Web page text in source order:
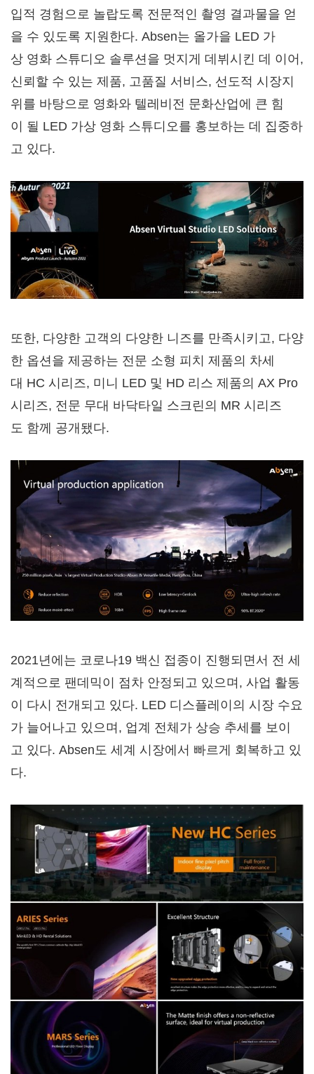
입적 경험으로 놀랍도록 전문적인 촬영 결과물을 얻
을 수 있도록 지원한다. Absen는 올가을 LED 가
상 영화 스튜디오 솔루션을 멋지게 데뷔시킨 데 이어,
신뢰할 수 있는 제품, 고품질 서비스, 선도적 시장지
위를 바탕으로 영화와 텔레비전 문화산업에 큰 힘
이 될 LED 가상 영화 스튜디오를 홍보하는 데 집중하
고 있다.
또한, 다양한 고객의 다양한 니즈를 만족시키고, 다양
한 옵션을 제공하는 전문 소형 피치 제품의 차세
대 HC 시리즈, 미니 LED 및 HD 리스 제품의 AX Pro
시리즈, 전문 무대 바닥타일 스크린의 MR 시리즈
도 함께 공개됐다.
2021년에는 코로나19 백신 접종이 진행되면서 전 세
계적으로 팬데믹이 점차 안정되고 있으며, 사업 활동
이 다시 전개되고 있다. LED 디스플레이의 시장 수요
가 늘어나고 있으며, 업계 전체가 상승 추세를 보이
고 있다. Absen도 세계 시장에서 빠르게 회복하고 있
다.